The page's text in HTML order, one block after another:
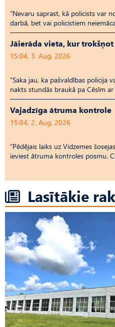
“Nevaru saprast, kā policists var
darbā, bet vai policistiem
Jāierāda vieta, kur trokšņot
15:04, 3. Aug, 2026
“Saka jau, ka pašvaldības policija
nakts stundās braukā pa Cēsīm
Vajadzīga ātruma kontrole
15:04, 2. Aug, 2026
“Pēdējais laiks uz Vid­ze­mes
ieviest ātruma kontroles posmu.
Lasītākie